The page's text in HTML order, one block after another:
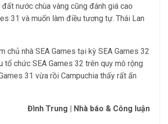
nước chùa vàng cũng đánh giá cao
31 và muốn làm điều tương tự. Thái Lan
chủ nhà SEA Games tại kỳ SEA Games 32
chức SEA Games 32 trên quy mô rộng
31 vừa rồi Campuchia thấy rất ấn
Đình Trung | Nhà báo & Công luận